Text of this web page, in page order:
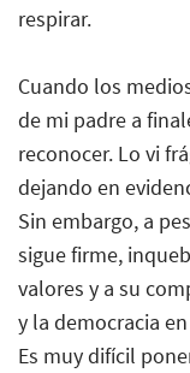
respirar.
Cuando los
de mi padre a
reconocer. Lo vi
dejando en
Sin embargo, a
sigue firme,
valores y a su
y la democracia
Es muy difícil